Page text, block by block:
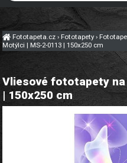
Fototapeta.cz› Fototapety›
Motýlci | MS-2-0113 | 150x250 cm
Vliesové fototapety
| 150x250 cm